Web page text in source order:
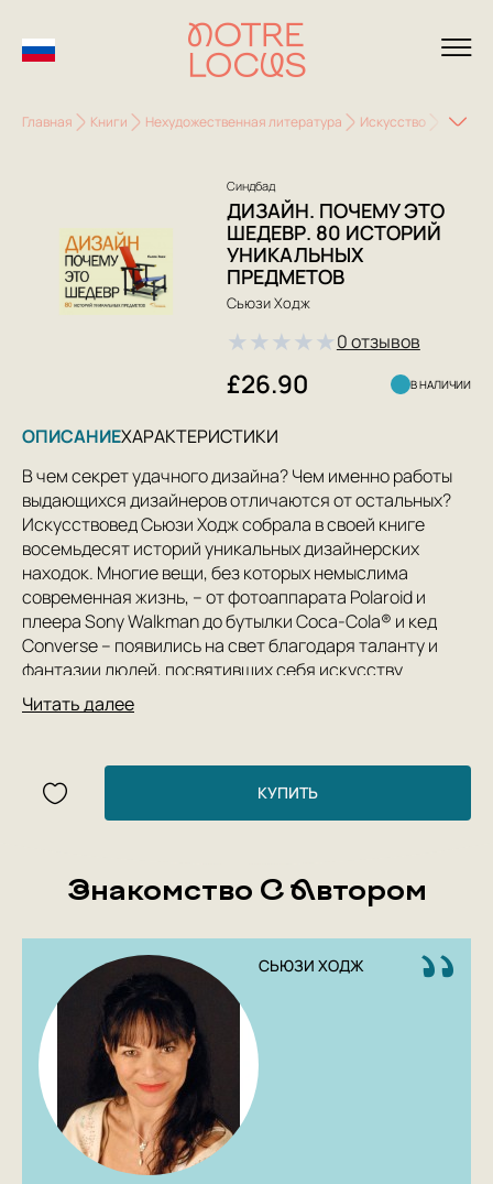
Главная Книги Нехудожественная литература Искусство
Синдбад
ДИЗАЙН. ПОЧЕМУ ЭТО
ШЕДЕВР. 80 ИСТОРИЙ
УНИКАЛЬНЫХ
ПРЕДМЕТОВ
Сьюзи Ходж
★★★★★0 отзывов
£26.90 В НАЛИЧИИ
ОПИСАНИЕХАРАКТЕРИСТИКИ
В чем секрет удачного дизайна? Чем именно работы
выдающихся дизайнеров отличаются от остальных?
Искусствовед Сьюзи Ходж собрала в своей книге
восемьдесят историй уникальных дизайнерских
находок. Многие вещи, без которых немыслима
современная жизнь, – от фотоаппарата Polaroid и
плеера Sony Walkman до бутылки Coca-Cola® и кед
Converse – появились на свет благодаря таланту и
фантазии людей, посвятивших себя искусству
дизайна. На страницах книги читатель встретится с
Коко Шанель, Ле Корбюзье, Алваром Аалто, Роном
выдающимися мастерами дизайна. Художники и
архитекторы, инженеры и проектировщики, они
работали в разных стилях и придерживались разных
которое было бы красивым, функциональным,
сделанным из современных материалов и недорогим.
.СЬЮЗИ ХОДЖ — магистр искусствоведения, автор
восьмидесяти с лишним книг, среди которых «Как
пережить современное искусство» (2010), «Великие
художники» (2010), «50 художественных идей, о
которых должен знать каждый» (2011) и «Почему ваш
пятилетний малыш так не сумел бы: объяснение
современного искусства» (2012). . . .
Читать далее
КУПИТЬ
Знакомство С Автором
СЬЮЗИ ХОДЖ